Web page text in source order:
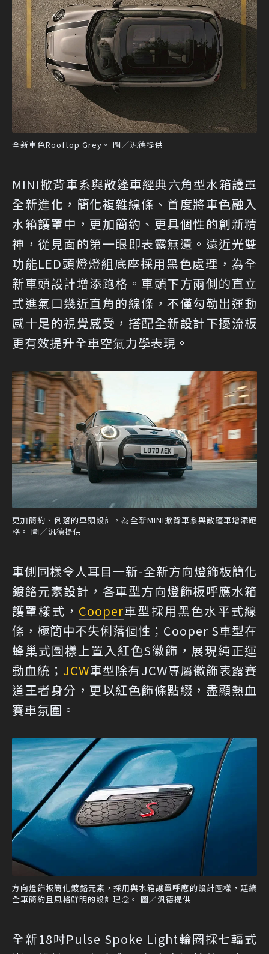
全新車色Rooftop Grey。 圖／汎德提供
MINI掀背車系與敞篷車經典六角型水箱護罩
全新進化，簡化複雜線條、首度將車色融入
水箱護罩中，更加簡約、更具個性的創新精
神，從見面的第一眼即表露無遺。遠近光雙
功能LED頭燈燈組底座採用黑色處理，為全
新車頭設計增添跑格。車頭下方兩側的直立
式進氣口幾近直角的線條，不僅勾勒出運動
感十足的視覺感受，搭配全新設計下擾流板
更有效提升全車空氣力學表現。
更加簡約、俐落的車頭設計，為全新MINI掀背車系與敞篷車增添跑
格。 圖／汎德提供
車側同樣令人耳目一新-全新方向燈飾板簡化
鍍鉻元素設計，各車型方向燈飾板呼應水箱
護罩樣式， Cooper車型採用黑色水平式線
條，極簡中不失俐落個性；Cooper S車型在
蜂巢式圖樣上置入紅色S徽飾，展現純正運
動血統； JCW車型除有JCW專屬徽飾表露賽
道王者身分，更以紅色飾條點綴，盡顯熱血
賽車氛圍。
方向燈飾板簡化鍍鉻元素，採用與水箱護罩呼應的設計圖樣，延續
全車簡約且風格鮮明的設計理念。 圖／汎德提供
全新18吋Pulse Spoke Light輪圈採七輻式